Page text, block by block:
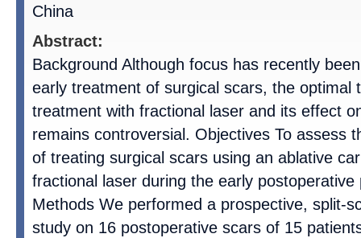
China
Abstract:
Background Although focus has recently
early treatment of surgical scars, the optimal
treatment with fractional laser and its effect
remains controversial. Objectives To assess
of treating surgical scars using an ablative
fractional laser during the early
Methods We performed a prospective, split-
study on 16 postoperative scars of 15